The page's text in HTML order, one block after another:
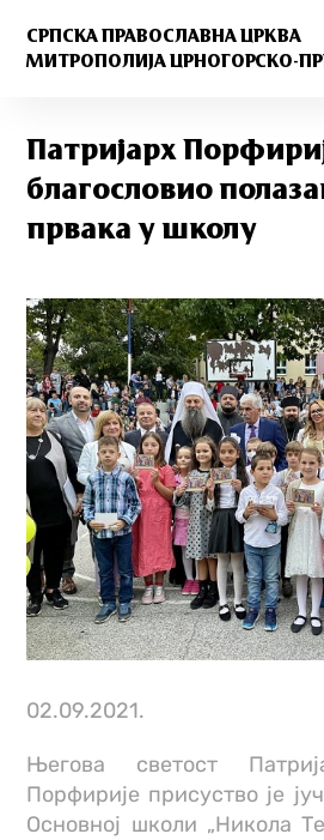
СРПСКА ПРАВОСЛАВНА ЦРКВА
МИТРОПОЛИЈА ЦРНОГОРСКО-
Патријарх
благословио
првака у школу
02.09.2021.
Његова светост
Порфирије присуство је
Основној школи „Никола